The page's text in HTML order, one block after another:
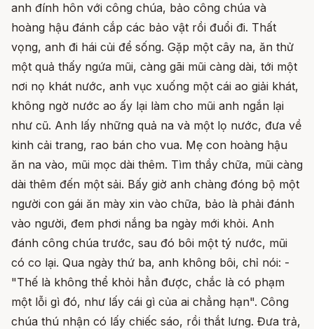
anh đính hôn với công chúa, bảo công chúa và
hoàng hậu đánh cắp các bảo vật rồi đuổi đi. Thất
vọng, anh đi hái củi để sống. Gặp một cây na, ăn thử
một quả thấy ngứa mũi, càng gãi mũi càng dài, tới một
nơi nọ khát nước, anh vục xuống một cái ao giải khát,
không ngờ nước ao ấy lại làm cho mũi anh ngắn lại
như cũ. Anh lấy những quả na và một lọ nước, đưa về
kinh cải trang, rao bán cho vua. Mẹ con hoàng hậu
ăn na vào, mũi mọc dài thêm. Tìm thầy chữa, mũi càng
dài thêm đến một sải. Bấy giờ anh chàng đóng bộ một
người con gái ăn mày xin vào chữa, bảo là phải đánh
vào người, đem phơi nắng ba ngày mới khỏi. Anh
đánh công chúa trước, sau đó bôi một tý nước, mũi
có co lại. Qua ngày thứ ba, anh không bôi, chỉ nói: -
"Thế là không thể khỏi hẳn được, chắc là có phạm
một lỗi gì đó, như lấy cái gì của ai chẳng hạn". Công
chúa thú nhận có lấy chiếc sáo, rồi thắt lưng. Đưa trả,